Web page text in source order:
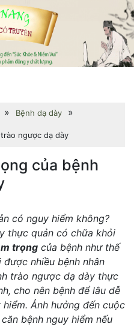
» Bệnh dạ dày »
ngược dạ dày
của bệnh
có nguy hiểm không?
thực quản có chữa khỏi
trọng của bệnh như thế
nhiều bệnh nhân
trào ngược dạ dày thực
cho nên bệnh để lâu dễ
Ảnh hưởng đến cuộc
bệnh nguy hiểm nếu